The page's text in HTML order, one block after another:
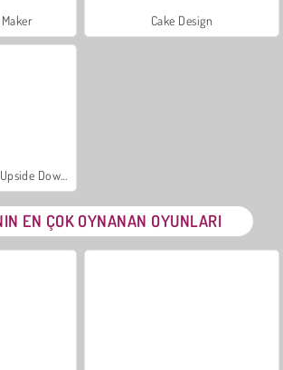
Cake Design
EN ÇOK OYNANAN OYUNLARI